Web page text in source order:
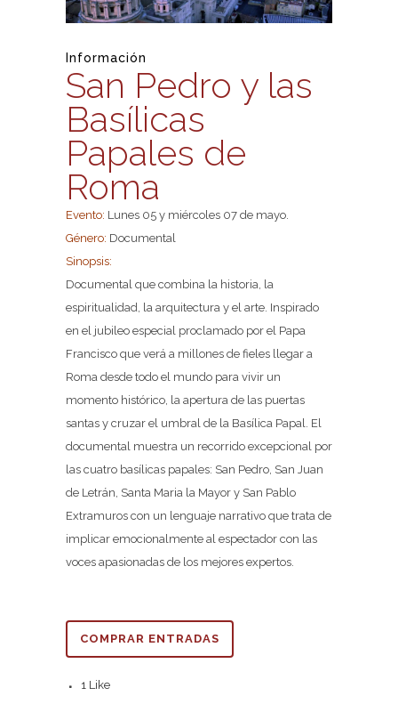
Información
San Pedro y las
Basílicas
Papales de
Roma
Evento: Lunes 05 y miércoles 07 de mayo.
Género: Documental
Sinopsis:
Documental que combina la historia, la
espiritualidad, la arquitectura y el arte. Inspirado
en el jubileo especial proclamado por el Papa
Francisco que verá a millones de fieles llegar a
Roma desde todo el mundo para vivir un
momento histórico, la apertura de las puertas
santas y cruzar el umbral de la Basílica Papal. El
documental muestra un recorrido excepcional por
las cuatro basílicas papales: San Pedro, San Juan
de Letrán, Santa Maria la Mayor y San Pablo
Extramuros con un lenguaje narrativo que trata de
implicar emocionalmente al espectador con las
voces apasionadas de los mejores expertos.
COMPRAR ENTRADAS
1 Like